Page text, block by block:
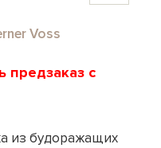
Voss
предзаказ с
из будоражащих